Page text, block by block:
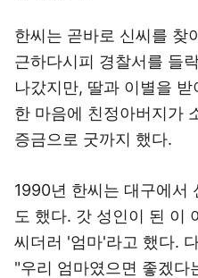
한씨는 곧바로 신씨를 찾
근하다시피 경찰서를 들
나갔지만, 딸과 이별을
한 마음에 친정아버지가
증금으로 굿까지 했다.
1990년 한씨는 대구에서
도 했다. 갓 성인이 된 이
씨더러 '엄마'라고 했다.
"우리 엄마였으면 좋겠다